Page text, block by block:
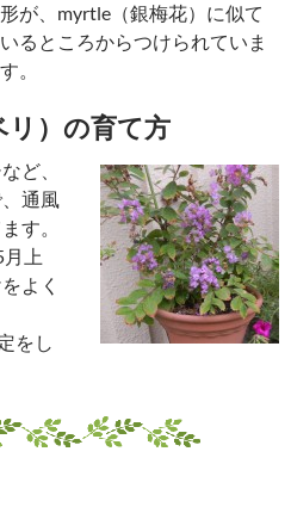
形が、myrtle（銀梅花）に似て
いるところからつけられていま
す。
リ）の育て方
ど、
通風
す。
上
よく
をし